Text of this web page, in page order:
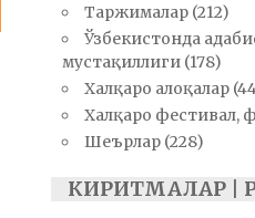
Таржималар(212)
Ўзбекистонда
мустақиллиги(178)
Халқаро алоқалар
Халқаро фестивал,
Шеърлар(228)
КИРИТМАЛАР |